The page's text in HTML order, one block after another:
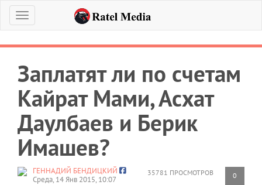
Меню
Заплатят ли по счетам
Кайрат Мами, Асхат
Даулбаев и Берик
Имашев?
35781 ПРОСМОТРОВ 0
ГЕННАДИЙ БЕНДИЦКИЙ
Среда, 14 Янв 2015, 10:07